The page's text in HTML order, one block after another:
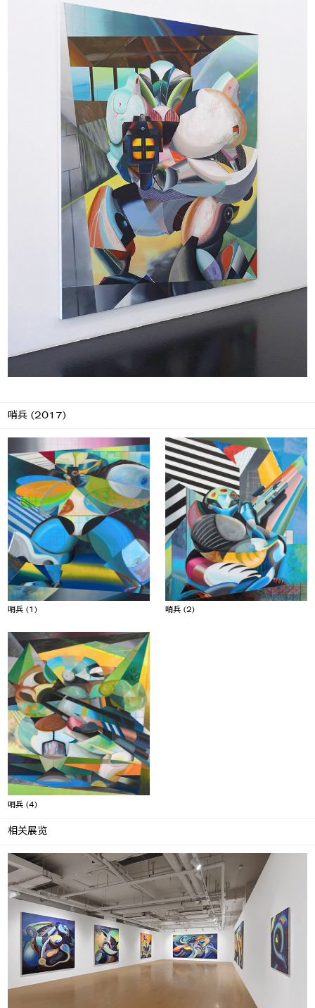
哨兵 (2017)
哨兵 (1) 哨兵 (2)
哨兵 (4)
相关展览